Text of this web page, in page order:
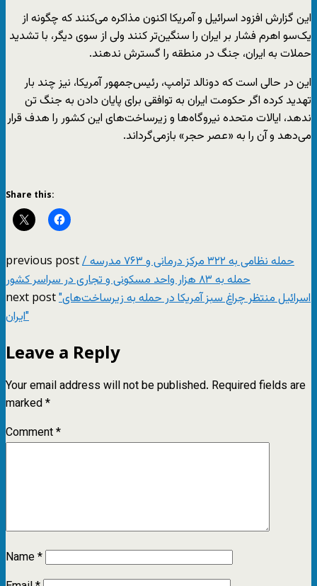
این گزارش افزود اسرائیل و آمریکا اکنون مذاکره می‌کنند که چگونه از
یک‌سو اهرم فشار بر ایران را سنگین‌تر کنند ولی از سوی دیگر، با تشدید
حملات به ایران، جنگ در منطقه را گسترش ندهند.
این در حالی است که دونالد ترامپ، رئیس‌جمهور آمریکا، نیز چند بار
تهدید کرده اگر حکومت ایران به توافقی برای پایان دادن به جنگ تن
ندهد، ایالات متحده نیروگاه‌ها و زیرساخت‌های این کشور را هدف قرار
می‌دهد و آن را به «عصر حجر» بازمی‌گرداند.
Share this:
previous postحمله نظامی به ۳۲۲ مرکز درمانی و ۷۶۳ مدرسه /
حمله به ۸۳ هزار واحد مسکونی و تجاری در سراسر کشور
next post"اسرائیل منتظر چراغ سبز آمریکا در حمله به زیرساخت‌های
ایران"
Leave a Reply
Your email address will not be published. Required fields are
marked*
Comment*
Name*